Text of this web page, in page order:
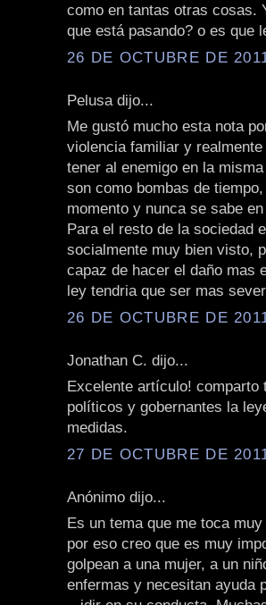
como en tantas otras cosas.
que está pasando? o es que
26 DE OCTUBRE DE
Pelusa dijo...
Me gustó mucho esta nota
violencia familiar y
tener al enemigo en la
son como bombas de
momento y nunca se sabe
Para el resto de la sociedad
socialmente muy bien visto,
capaz de hacer el daño mas
ley tendria que ser mas
26 DE OCTUBRE DE
Jonathan C. dijo...
Excelente artículo!
políticos y gobernantes la
medidas.
27 DE OCTUBRE DE
Anónimo dijo...
Es un tema que me toca
por eso creo que es muy
golpean a una mujer, a un
enfermas y necesitan ayuda